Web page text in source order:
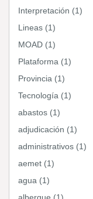
Interpretación (1)
Lineas (1)
MOAD (1)
Plataforma (1)
Provincia (1)
Tecnología (1)
abastos (1)
adjudicación (1)
administrativos (1)
aemet (1)
agua (1)